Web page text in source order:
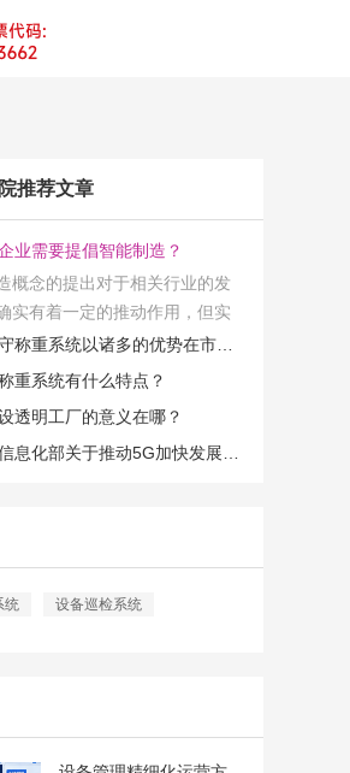
推荐文章
业需要提倡智能制造？
概念的提出对于相关行业的发
实有着一定的推动作用，但实
业发展的过程当中，能够推动
发展的具体结束是非常的多
重系统有什么特点？
透明工厂的意义在哪？
统 设备巡检系统